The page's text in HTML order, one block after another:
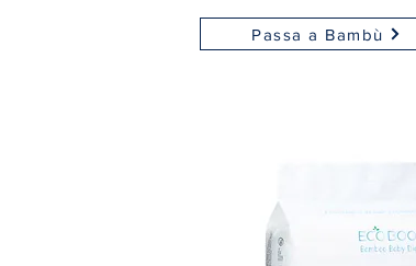
Passa a Bambù